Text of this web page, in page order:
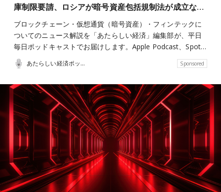
庫制限要請、ロシアが暗号資産包括規制法が成立な…
ブロックチェーン・仮想通貨（暗号資産）・フィンテックに
ついてのニュース解説を「あたらしい経済」編集部が、平日
毎日ポッドキャストでお届けします。Apple Podcast、Spot…
あたらしい経済ポッドキャスト Sponsored